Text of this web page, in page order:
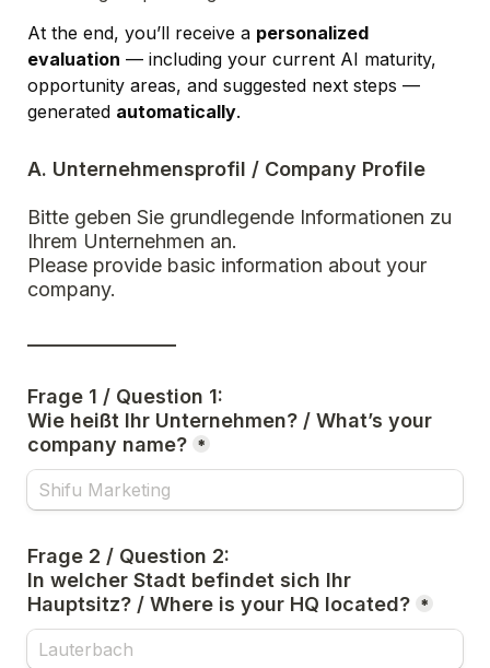
At the end, you’ll receive a personalized
evaluation — including your current AI maturity,
opportunity areas, and suggested next steps —
generated automatically.
A. Unternehmensprofil / Company Profile
Bitte geben Sie grundlegende Informationen zu
Ihrem Unternehmen an.
Please provide basic information about your
company.
Frage 1 / Question 1:
Wie heißt Ihr Unternehmen? / What’s your
company name? *
Frage 2 / Question 2:
In welcher Stadt befindet sich Ihr
Hauptsitz? / Where is your HQ located? *